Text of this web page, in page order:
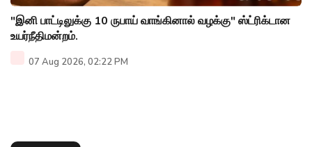
"இனி பாட்டிலுக்கு 10 ருபாய் வாங்கினால் வழக்கு" ஸ்ட்ரிக்டான
உயர்நீதிமன்றம்.
07 Aug 2026, 02:22 PM